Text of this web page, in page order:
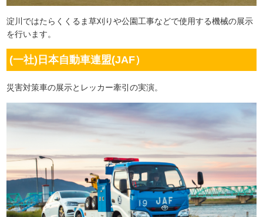
淀川ではたらくくるま草刈りや公園工事などで使用する機械の展示
を行います。
(一社)日本自動車連盟(JAF）
災害対策車の展示とレッカー牽引の実演。